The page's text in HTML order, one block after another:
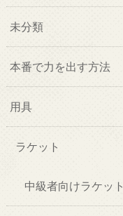
未分類
本番で力を出す方法
用具
ラケット
中級者向けラケット